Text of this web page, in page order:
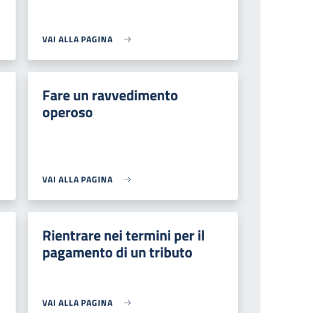
VAI ALLA PAGINA
Fare un ravvedimento
operoso
VAI ALLA PAGINA
Rientrare nei termini per il
pagamento di un tributo
VAI ALLA PAGINA